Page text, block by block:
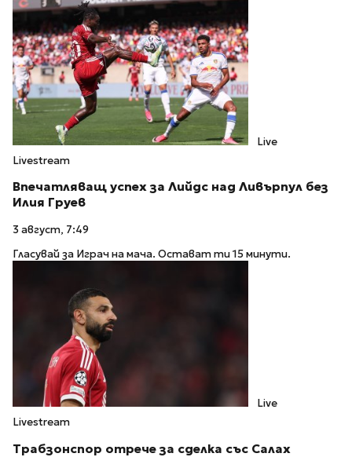
Live
Livestream
Впечатляващ успех за Лийдс над Ливърпул без
Илия Груев
3 август, 7:49
Гласувай за Играч на мача. Остават ти 15 минути.
Live
Livestream
Трабзонспор отрече за сделка със Салах